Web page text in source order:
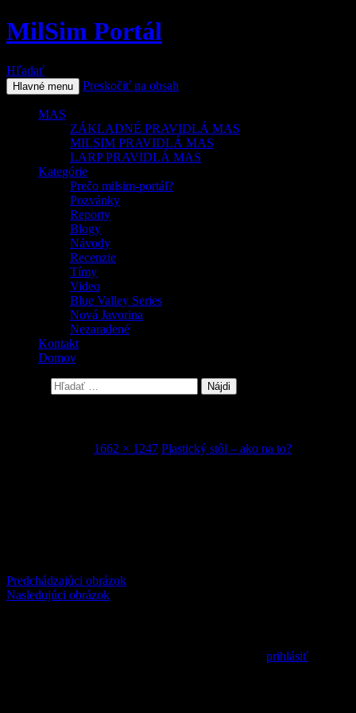
MilSim Portál
Hľadať
Hlavné menu Preskočiť na obsah
MAS
ZÁKLADNÉ PRAVIDLÁ MAS
MILSIM PRAVIDLÁ MAS
LARP PRAVIDLÁ MAS
Kategórie
Prečo milsim-portál?
Pozvánky
Reporty
Blogy
Návody
Recenzie
Tímy
Video
Blue Valley Series
Nová Javorina
Nezaradené
Kontakt
Domov
1662 × 1247 Plastický stôl – ako na to?
Predchádzajúci obrázok
Nasledujúci obrázok
prihlásiť